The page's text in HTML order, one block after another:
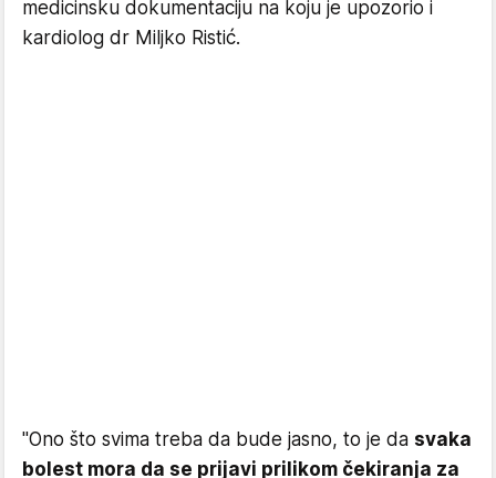
medicinsku dokumentaciju na koju je upozorio i
kardiolog dr Miljko Ristić.
"Ono što svima treba da bude jasno, to je da svaka
bolest mora da se prijavi prilikom čekiranja za